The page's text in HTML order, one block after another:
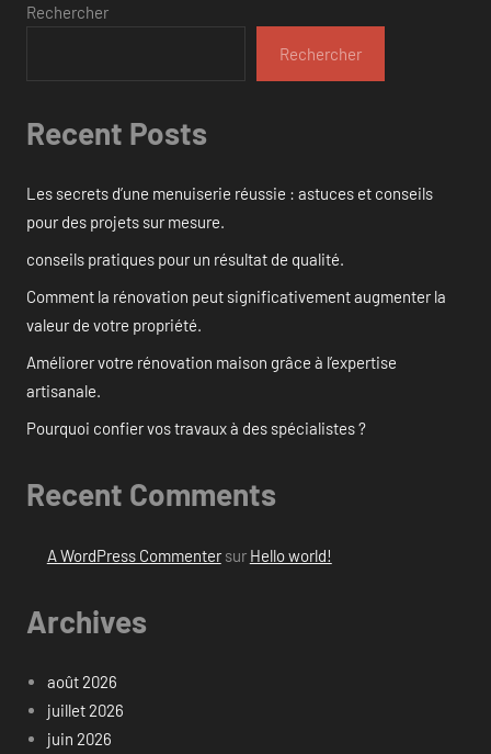
Rechercher
Rechercher
Recent Posts
Les secrets d’une menuiserie réussie : astuces et conseils
pour des projets sur mesure.
conseils pratiques pour un résultat de qualité.
Comment la rénovation peut significativement augmenter la
valeur de votre propriété.
Améliorer votre rénovation maison grâce à l’expertise
artisanale.
Pourquoi confier vos travaux à des spécialistes ?
Recent Comments
A WordPress Commentersur Hello world!
Archives
août 2026
juillet 2026
juin 2026